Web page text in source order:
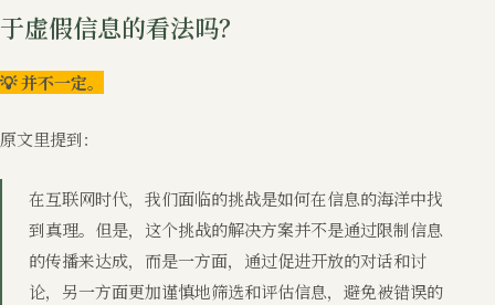
于虚假信息的看法吗？
💡 并不一定。
原文里提到：
在互联网时代，我们面临的挑战是如何在信息的海洋中找
到真理。但是，这个挑战的解决方案并不是通过限制信息
的传播来达成，而是一方面，通过促进开放的对话和讨
论，另一方面更加谨慎地筛选和评估信息，避免被错误的